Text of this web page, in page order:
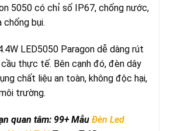
5050 có chỉ số IP67, chống nước,
chống bụi.
LED5050 Paragon dễ dàng rút
thực tế. Bên cạnh đó, đèn dây
chất liệu an toàn, không độc hại,
trường.
quan tâm: 99+ Mẫu Đèn Led